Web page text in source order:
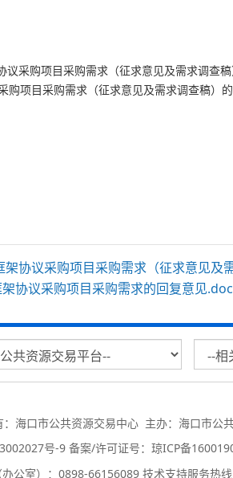
议采购项目采购需求（征求意见及需求调查稿
购项目采购需求（征求意见及需求调查稿）
协议采购项目采购需求（征求意见及
协议采购项目采购需求的回复意见.doc
：海口市公共资源交易中心 主办：海口市公
号-9 备案/许可证号：琼ICP备
公室）：0898-66156089 技术支持服务热